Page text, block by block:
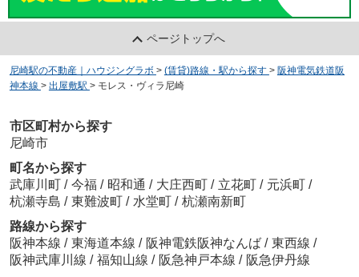
ページトップへ
尼崎駅の不動産｜ハウジングラボ > (賃貸)路線・駅から探す > 阪神電気鉄道阪
神本線 > 出屋敷駅 > モレス・ヴィラ尼崎
市区町村から探す
尼崎市
町名から探す
武庫川町 / 今福 / 昭和通 / 大庄西町 / 立花町 / 元浜町 /
杭瀬寺島 / 東難波町 / 水堂町 / 杭瀬南新町
路線から探す
阪神本線 / 東海道本線 / 阪神電鉄阪神なんば / 東西線 /
阪神武庫川線 / 福知山線 / 阪急神戸本線 / 阪急伊丹線